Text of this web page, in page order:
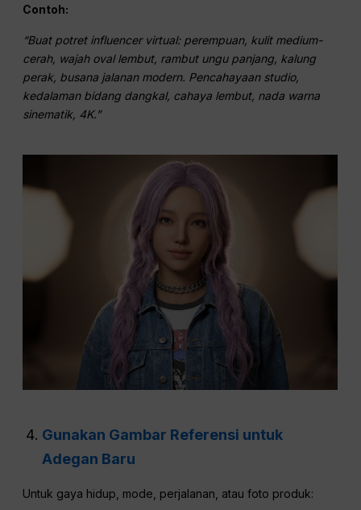
Contoh:
“Buat potret influencer virtual: perempuan, kulit medium-
cerah, wajah oval lembut, rambut ungu panjang, kalung
perak, busana jalanan modern. Pencahayaan studio,
kedalaman bidang dangkal, cahaya lembut, nada warna
sinematik, 4K.”
Gunakan Gambar Referensi untuk
Adegan Baru
Untuk gaya hidup, mode, perjalanan, atau foto produk: